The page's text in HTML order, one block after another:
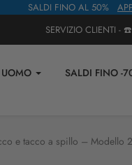
SALDI FINO AL 50%
SERVIZIO CLIENTI - ☎️
SALDI FINO -
e tacco a spillo – Modello